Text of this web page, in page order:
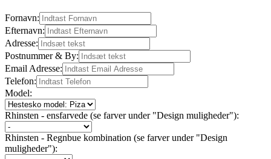
Fornavn:
Efternavn:
Adresse:
Postnummer & By:
Email Adresse:
Telefon:
Model:
Rhinsten - ensfarvede (se farver under "Design muligheder"):
Rhinsten - Regnbue kombination (se farver under "Design
muligheder"):